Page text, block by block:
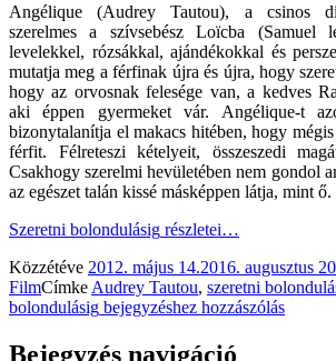
Angélique (Audrey Tautou), a csinos
szerelmes a szívsebész Loïcba (Samuel
levelekkel, rózsákkal, ajándékokkal és
mutatja meg a férfinak újra és újra, hogy
hogy az orvosnak felesége van, a kedves
aki éppen gyermeket vár. Angélique-t
bizonytalanítja el makacs hitében, hogy
férfit. Félreteszi kételyeit, összeszedi
Csakhogy szerelmi hevületében nem gondol
az egészet talán kissé másképpen látja, mint ő.
Szeretni bolondulásig részletei…
Közzétéve 2012. május 14.2016. augusztus
FilmCímke Audrey Tautou, szeretni
bolondulásig bejegyzéshez hozzászólás
Bejegyzés navigáció